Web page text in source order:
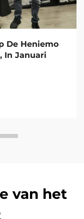
De Heniemo
In Januari
van het